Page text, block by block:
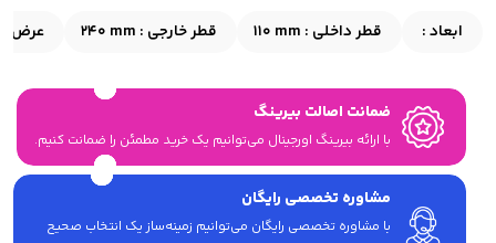
ابعاد : قطر داخلی : 110 mm قطر خارجی : 240 mm عرض :
ضمانت اصالت بیرینگ
با ارائه بیرینگ اورجینال می‎‌توانیم یک خرید مطمئن را ضمانت کنیم.
مشاوره تخصصی رایگان
با مشاوره تخصصی رایگان می‌توانیم زمینه‌ساز یک انتخاب صحیح